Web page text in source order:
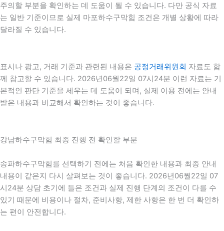
주의할 부분을 확인하는 데 도움이 될 수 있습니다. 다만 공식 자료
는 일반 기준이므로 실제 마포하수구막힘 조건은 개별 상황에 따라
달라질 수 있습니다.
표시나 광고, 거래 기준과 관련된 내용은 공정거래위원회 자료도 함
께 참고할 수 있습니다. 2026년06월22일 07시24분 이런 자료는 기
본적인 판단 기준을 세우는 데 도움이 되며, 실제 이용 전에는 안내
받은 내용과 비교해서 확인하는 것이 좋습니다.
강남하수구막힘 최종 진행 전 확인할 부분
송파하수구막힘를 선택하기 전에는 처음 확인한 내용과 최종 안내
내용이 같은지 다시 살펴보는 것이 좋습니다. 2026년06월22일 07
시24분 상담 초기에 들은 조건과 실제 진행 단계의 조건이 다를 수
있기 때문에 비용이나 절차, 준비사항, 제한 사항은 한 번 더 확인하
는 편이 안전합니다.